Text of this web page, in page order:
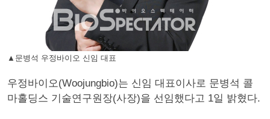
▲문병석 우정바이오 신임 대표
우정바이오(Woojungbio)는 신임 대표이사로 문병석 콜
마홀딩스 기술연구원장(사장)을 선임했다고 1일 밝혔다.